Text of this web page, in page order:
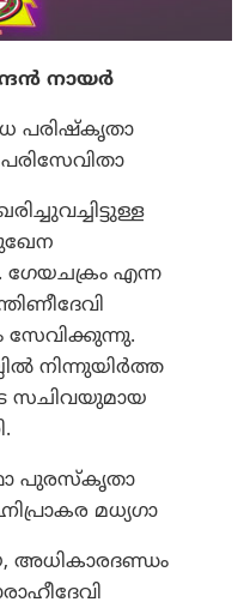
നായര്‍
പരിഷ്‌കൃതാ
എന്ന
സേവിക്കുന്നു.
നിന്നുയിര്‍ത്ത
സചിവയുമായ
പുരസ്‌കൃതാ
മധ്യഗാ
അധികാരദണ്ഡം